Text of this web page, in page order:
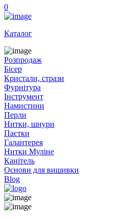
0
Каталог
Розпродаж
Бісер
Кристали, стрази
Фурнітура
Інструмент
Намистини
Перли
Нитки, шнури
Паєтки
Галантерея
Нитки Муліне
Канітель
Основи для вишивки
Blog